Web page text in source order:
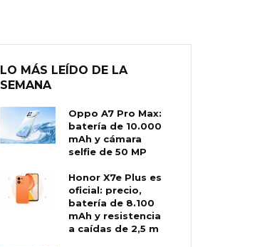
LO MÁS LEÍDO DE LA
SEMANA
Oppo A7 Pro Max:
batería de 10.000
mAh y cámara
selfie de 50 MP
Honor X7e Plus es
oficial: precio,
batería de 8.100
mAh y resistencia
a caídas de 2,5 m